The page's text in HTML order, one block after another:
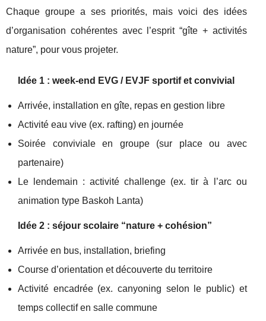
Chaque groupe a ses priorités, mais voici des idées
d’organisation cohérentes avec l’esprit “gîte + activités
nature”, pour vous projeter.
Idée 1 : week-end EVG / EVJF sportif et convivial
Arrivée, installation en gîte, repas en gestion libre
Activité eau vive (ex. rafting) en journée
Soirée conviviale en groupe (sur place ou avec
partenaire)
Le lendemain : activité challenge (ex. tir à l’arc ou
animation type Baskoh Lanta)
Idée 2 : séjour scolaire “nature + cohésion”
Arrivée en bus, installation, briefing
Course d’orientation et découverte du territoire
Activité encadrée (ex. canyoning selon le public) et
temps collectif en salle commune